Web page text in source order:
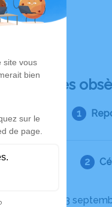
Déroulé des
Le jeudi 23